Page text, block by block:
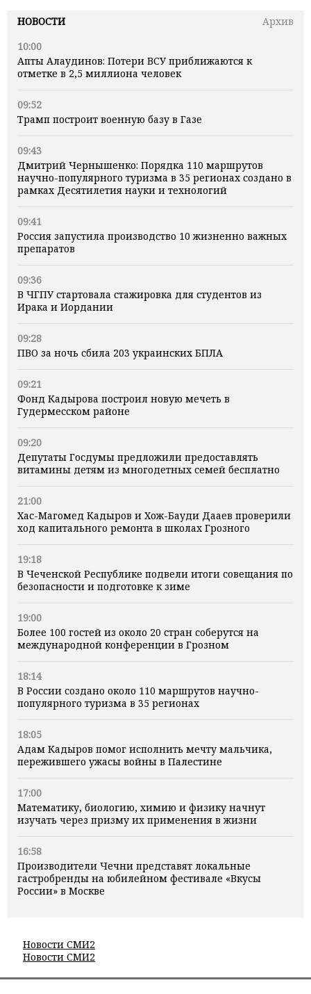
НОВОСТИ
Архив
10:00
Апты Алаудинов: Потери ВСУ приближаются к
отметке в 2,5 миллиона человек
09:52
Трамп построит военную базу в Газе
09:43
Дмитрий Чернышенко: Порядка 110 маршрутов
научно-популярного туризма в 35 регионах создано в
рамках Десятилетия науки и технологий
09:41
Россия запустила производство 10 жизненно важных
препаратов
09:36
В ЧГПУ стартовала стажировка для студентов из
Ирака и Иордании
09:28
ПВО за ночь сбила 203 украинских БПЛА
09:21
Фонд Кадырова построил новую мечеть в
Гудермесском районе
09:20
Депутаты Госдумы предложили предоставлять
витамины детям из многодетных семей бесплатно
21:00
Хас-Магомед Кадыров и Хож-Бауди Дааев проверили
ход капитального ремонта в школах Грозного
19:18
В Чеченской Республике подвели итоги совещания по
безопасности и подготовке к зиме
19:00
Более 100 гостей из около 20 стран соберутся на
международной конференции в Грозном
18:14
В России создано около 110 маршрутов научно-
популярного туризма в 35 регионах
18:05
Адам Кадыров помог исполнить мечту мальчика,
пережившего ужасы войны в Палестине
17:00
Математику, биологию, химию и физику начнут
изучать через призму их применения в жизни
16:58
Производители Чечни представят локальные
гастробренды на юбилейном фестивале «Вкусы
России» в Москве
Новости СМИ2
Новости СМИ2